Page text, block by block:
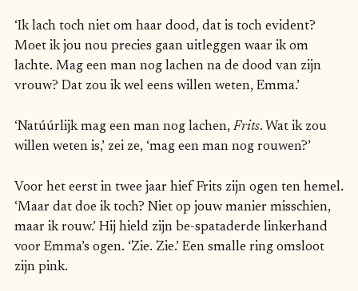
‘Ik lach toch niet om haar dood, dat is toch evident?
Moet ik jou nou precies gaan uitleggen waar ik om
lachte. Mag een man nog lachen na de dood van zijn
vrouw? Dat zou ik wel eens willen weten, Emma.’
‘Natúúrlijk mag een man nog lachen,Frits. Wat ik zou
willen weten is,’ zei ze, ‘mag een man nog rouwen?’
Voor het eerst in twee jaar hief Frits zijn ogen ten hemel.
‘Maar dat doe ik toch? Niet op jouw manier misschien,
maar ik rouw.’ Hij hield zijn be-spataderde linkerhand
voor Emma’s ogen. ‘Zie. Zie.’ Een smalle ring omsloot
zijn pink.